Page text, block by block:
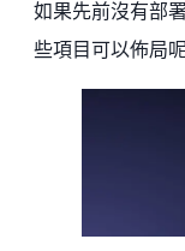
如果先前沒有部
些項目可以佈局